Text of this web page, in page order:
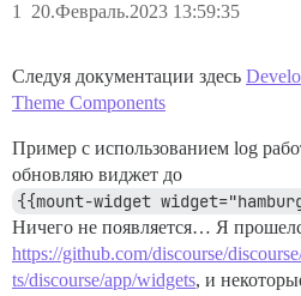
20.Февраль.2023 13:59:35
1
Следуя документации здесь
Theme Components
Пример с использованием log
обновляю виджет до
{{mount-widget
Ничего не появляется… Я
https://github.com/discourse/
ts/discourse/app/widgets, и